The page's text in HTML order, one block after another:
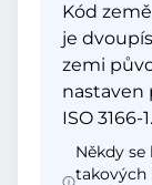
Kód
je
zemi
nastaven
ISO 3166-1.
Někdy se
takových